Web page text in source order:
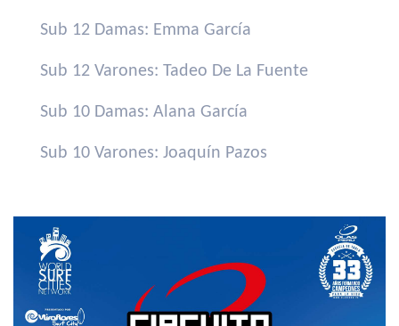
Sub 12 Damas: Emma García
Sub 12 Varones: Tadeo De La Fuente
Sub 10 Damas: Alana García
Sub 10 Varones: Joaquín Pazos